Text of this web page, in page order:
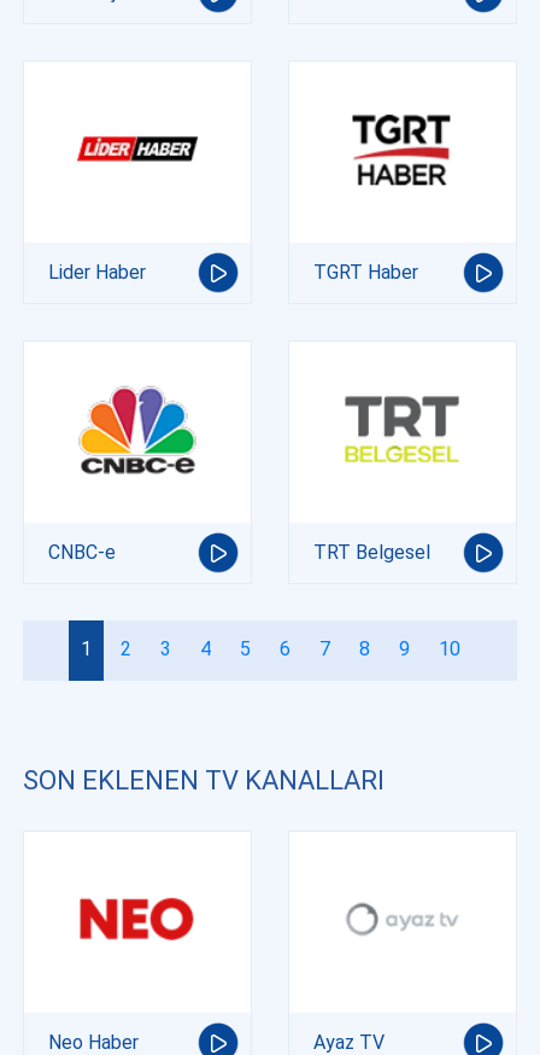
Lider Haber TGRT Haber
CNBC-e TRT Belgesel
1 2 3 4 5 6 7 8 9 10
SON EKLENEN TV KANALLARI
Neo Haber Ayaz TV